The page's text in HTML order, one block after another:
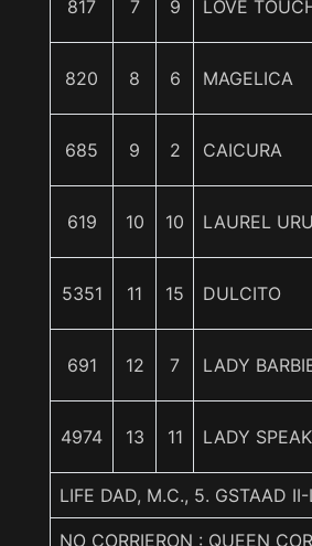
817 7 9 LOVE
820 8 6 MAGELICA
685 9 2 CAICURA
619 10 10 LAUREL
5351 11 15 DULCITO
691 12 7 LADY
4974 13 11 LADY
LIFE DAD, M.C., 5. GSTAAD II-
NO CORRIERON : QUEEN